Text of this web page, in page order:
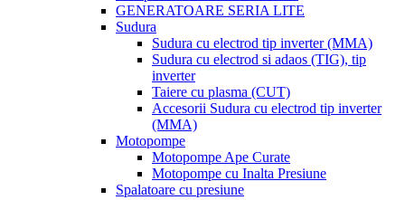
GENERATOARE SERIA LITE
Sudura
Sudura cu electrod tip inverter (MMA)
Sudura cu electrod si adaos (TIG), tip
inverter
Taiere cu plasma (CUT)
Accesorii Sudura cu electrod tip inverter
(MMA)
Motopompe
Motopompe Ape Curate
Motopompe cu Inalta Presiune
Spalatoare cu presiune